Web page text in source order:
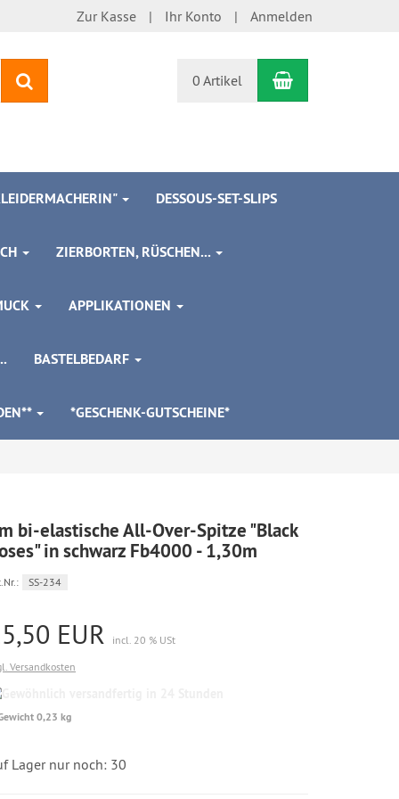
Zur Kasse Ihr Konto Anmelden
0 Artikel Warenkorb
DESSOUS-SET-SLIPS
ZIERBORTEN, RÜSCHEN...
APPLIKATIONEN
BASTELBEDARF
*GESCHENK-GUTSCHEINE*
bi-elastische All-Over-Spitze "Black
in schwarz Fb4000 - 1,30m
SS-234
EUR
incl. 20 % USt
Versandkosten
0,23 kg
Lager nur noch: 30